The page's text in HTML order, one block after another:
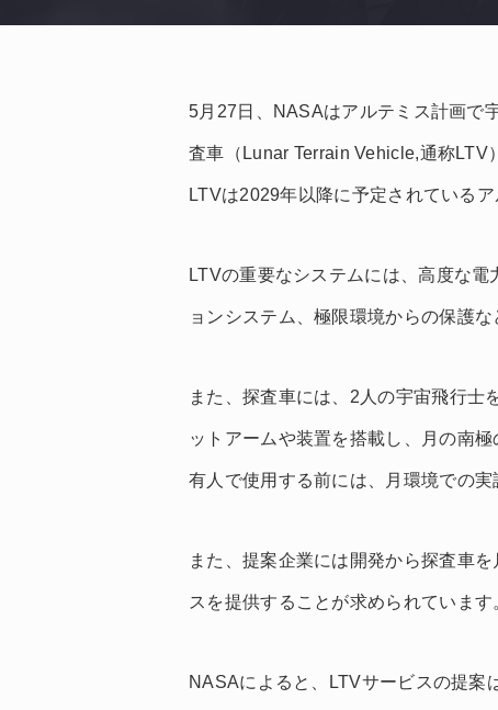
5月27日、NASAはアルテミス計画で
査車（Lunar Terrain Vehicle,通称LTV
LTVは2029年以降に予定されている
LTVの重要なシステムには、高度な
ョンシステム、極限環境からの保護な
また、探査車には、2人の宇宙飛行士
ットアームや装置を搭載し、月の南
有人で使用する前には、月環境での実
また、提案企業には開発から探査車
スを提供することが求められています
NASAによると、LTVサービスの提案